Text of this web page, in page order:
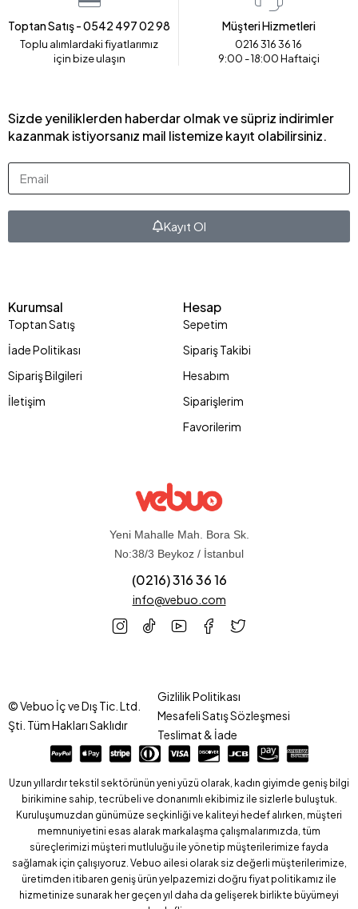
Toptan Satış - 0542 497 02 98
Toplu alımlardaki fiyatlarımız
için bize ulaşın
Müşteri Hizmetleri
0216 316 36 16
9:00 - 18:00 Haftaiçi
Yeni Mahalle Mah. Bora Sk.
No:38/3 Beykoz / İstanbul
(0216) 316 36 16
info@vebuo.com
Kurumsal
Toptan Satış
İade Politikası
Sipariş Bilgileri
İletişim
Hesap
Sepetim
Sipariş Takibi
Hesabım
Siparişlerim
Favorilerim
Sizde yeniliklerden haberdar olmak ve süpriz indirimler
kazanmak istiyorsanız mail listemize kayıt olabilirsiniz.
Kayıt Ol
© Vebuo İç ve Dış Tic. Ltd.
Şti. Tüm Hakları Saklıdır
Gizlilik Politikası
Mesafeli Satış Sözleşmesi
Teslimat & İade
Uzun yıllardır tekstil sektörünün yeni yüzü olarak, kadın giyimde geniş bilgi
birikimine sahip, tecrübeli ve donanımlı ekibimiz ile sizlerle buluştuk.
Kuruluşumuzdan günümüze seçkinliği ve kaliteyi hedef alırken, müşteri
memnuniyetini esas alarak markalaşma çalışmalarımızda, tüm
süreçlerimizi müşteri mutluluğu ile yönetip müşterilerimize fayda
sağlamak için çalışıyoruz. Vebuo ailesi olarak siz değerli müşterilerimize,
üretimden itibaren geniş ürün yelpazemizi doğru fiyat politikamız ile
hizmetinize sunarak her geçen yıl daha da gelişerek birlikte büyümeyi